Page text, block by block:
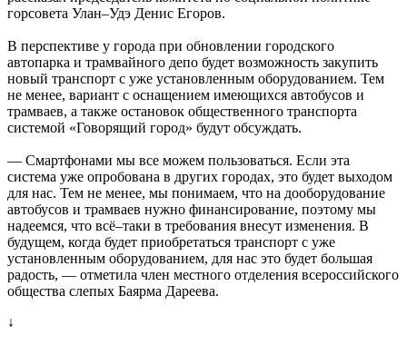
горсовета Улан–Удэ Денис Егоров.
В перспективе у города при обновлении городского
автопарка и трамвайного депо будет возможность закупить
новый транспорт с уже установленным оборудованием. Тем
не менее, вариант с оснащением имеющихся автобусов и
трамваев, а также остановок общественного транспорта
системой «Говорящий город» будут обсуждать.
— Смартфонами мы все можем пользоваться. Если эта
система уже опробована в других городах, это будет выходом
для нас. Тем не менее, мы понимаем, что на дооборудование
автобусов и трамваев нужно финансирование, поэтому мы
надеемся, что всё–таки в требования внесут изменения. В
будущем, когда будет приобретаться транспорт с уже
установленным оборудованием, для нас это будет большая
радость, — отметила член местного отделения всероссийского
общества слепых Баярма Дареева.
↓